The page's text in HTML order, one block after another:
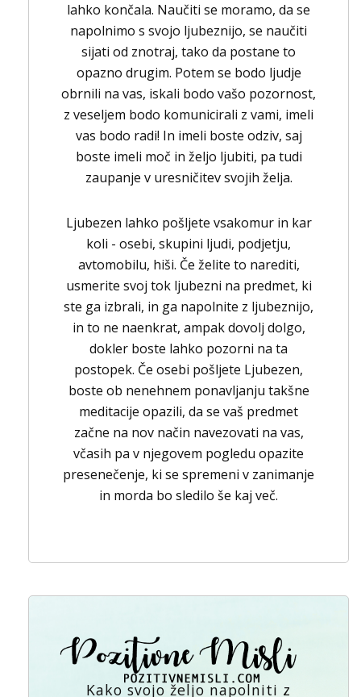
lahko končala. Naučiti se moramo, da se
napolnimo s svojo ljubeznijo, se naučiti
sijati od znotraj, tako da postane to
opazno drugim. Potem se bodo ljudje
obrnili na vas, iskali bodo vašo pozornost,
z veseljem bodo komunicirali z vami, imeli
vas bodo radi! In imeli boste odziv, saj
boste imeli moč in željo ljubiti, pa tudi
zaupanje v uresničitev svojih želja.
Ljubezen lahko pošljete vsakomur in kar
koli - osebi, skupini ljudi, podjetju,
avtomobilu, hiši. Če želite to narediti,
usmerite svoj tok ljubezni na predmet, ki
ste ga izbrali, in ga napolnite z ljubeznijo,
in to ne naenkrat, ampak dovolj dolgo,
dokler boste lahko pozorni na ta
postopek. Če osebi pošljete Ljubezen,
boste ob nenehnem ponavljanju takšne
meditacije opazili, da se vaš predmet
začne na nov način navezovati na vas,
včasih pa v njegovem pogledu opazite
presenečenje, ki se spremeni v zanimanje
in morda bo sledilo še kaj več.
Kako svojo željo napolniti z